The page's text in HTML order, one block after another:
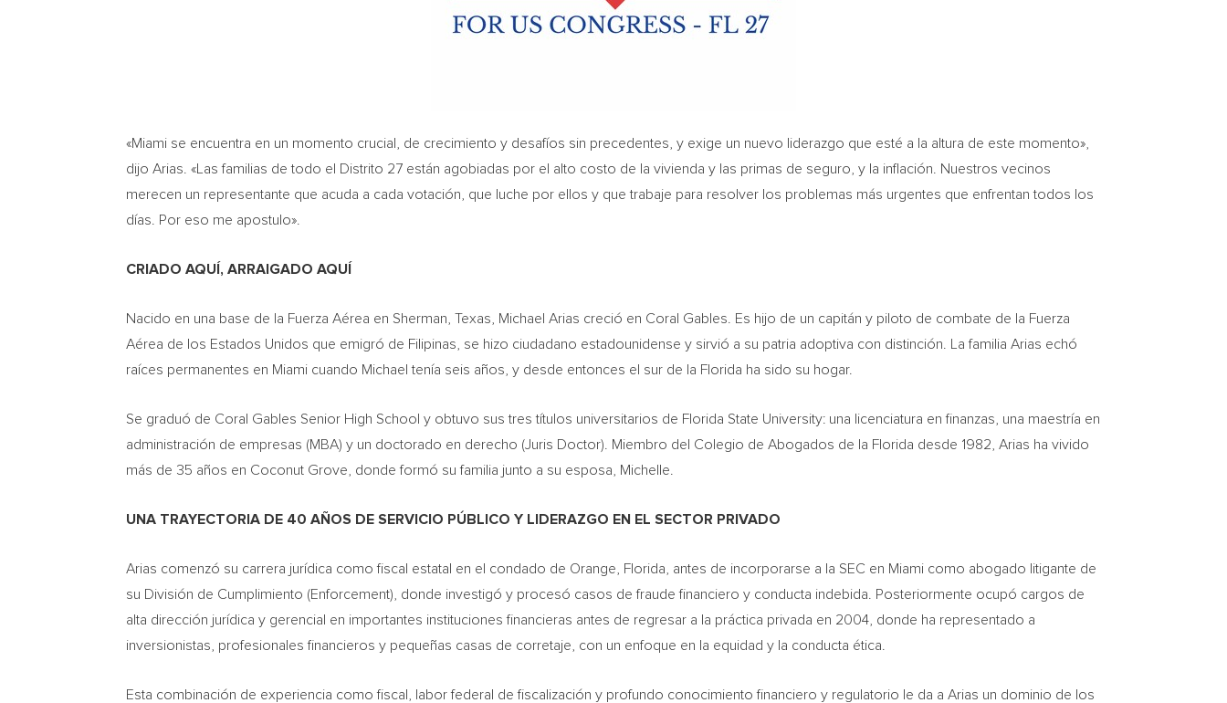
«Miami se encuentra en un momento crucial, de crecimiento y desafíos sin precedentes, y exige un nuevo liderazgo que esté a la altura de este momento»,
dijo Arias. «Las familias de todo el Distrito 27 están agobiadas por el alto costo de la vivienda y las primas de seguro, y la inflación. Nuestros vecinos
merecen un representante que acuda a cada votación, que luche por ellos y que trabaje para resolver los problemas más urgentes que enfrentan todos los
días. Por eso me apostulo».
CRIADO AQUÍ, ARRAIGADO AQUÍ
Nacido en una base de la Fuerza Aérea en Sherman, Texas, Michael Arias creció en Coral Gables. Es hijo de un capitán y piloto de combate de la Fuerza
Aérea de los Estados Unidos que emigró de Filipinas, se hizo ciudadano estadounidense y sirvió a su patria adoptiva con distinción. La familia Arias echó
raíces permanentes en Miami cuando Michael tenía seis años, y desde entonces el sur de la Florida ha sido su hogar.
Se graduó de Coral Gables Senior High School y obtuvo sus tres títulos universitarios de Florida State University: una licenciatura en finanzas, una maestría en
administración de empresas (MBA) y un doctorado en derecho (Juris Doctor). Miembro del Colegio de Abogados de la Florida desde 1982, Arias ha vivido
más de 35 años en Coconut Grove, donde formó su familia junto a su esposa, Michelle.
UNA TRAYECTORIA DE 40 AÑOS DE SERVICIO PÚBLICO Y LIDERAZGO EN EL SECTOR PRIVADO
Arias comenzó su carrera jurídica como fiscal estatal en el condado de Orange, Florida, antes de incorporarse a la SEC en Miami como abogado litigante de
su División de Cumplimiento (Enforcement), donde investigó y procesó casos de fraude financiero y conducta indebida. Posteriormente ocupó cargos de
alta dirección jurídica y gerencial en importantes instituciones financieras antes de regresar a la práctica privada en 2004, donde ha representado a
inversionistas, profesionales financieros y pequeñas casas de corretaje, con un enfoque en la equidad y la conducta ética.
Esta combinación de experiencia como fiscal, labor federal de fiscalización y profundo conocimiento financiero y regulatorio le da a Arias un dominio de los